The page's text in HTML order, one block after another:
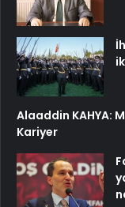
Alaaddin KAHYA:
Kariyer